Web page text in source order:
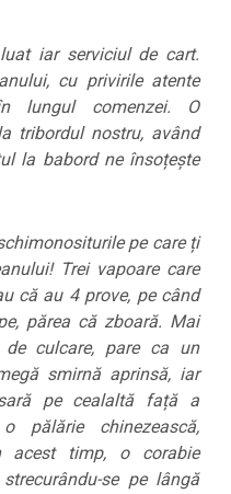
iar serviciul de cart.
cu privirile atente
lungul comenzei. O
tribordul nostru, având
la babord ne însoțește
pe care ți
Trei vapoare care
că au 4 prove, pe când
părea că zboară. Mai
de culcare, pare ca un
smirnă aprinsă, iar
pe cealaltă față a
pălărie chinezească,
acest timp, o corabie
se pe lângă